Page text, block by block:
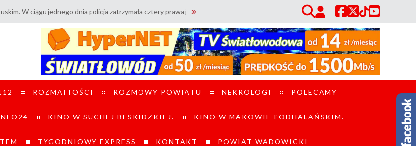
ciągu jednego dnia policja zatrzymała cztery prawa jazdy / Tragiczny finał poszukiwań w sąsiednim powiecie. / Gmina Zembrzyce
ROZMAITOŚCI ROZMOWY POWIATU NEKROLOGI POLECAMY
KINO W SUCHEJ BESKIDZKIEJ. KINO W MAKOWIE PODHALAŃSKIM.
TYGODNIOWY EXPRESS KONTAKT POWIAT WADOWICKI